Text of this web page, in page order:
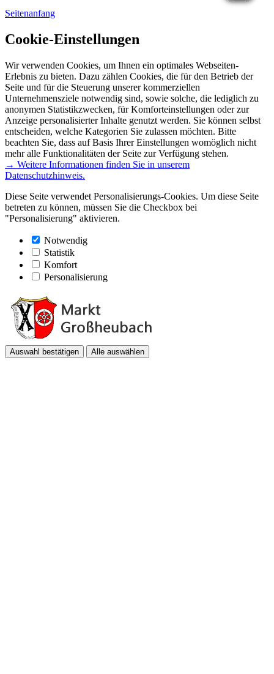
Seitenanfang
Cookie-Einstellungen
Wir verwenden Cookies, um Ihnen ein optimales Webseiten-
Erlebnis zu bieten. Dazu zählen Cookies, die für den Betrieb der
Seite und für die Steuerung unserer kommerziellen
Unternehmensziele notwendig sind, sowie solche, die lediglich zu
anonymen Statistikzwecken, für Komforteinstellungen oder zur
Anzeige personalisierter Inhalte genutzt werden. Sie können selbst
entscheiden, welche Kategorien Sie zulassen möchten. Bitte
beachten Sie, dass auf Basis Ihrer Einstellungen womöglich nicht
mehr alle Funktionalitäten der Seite zur Verfügung stehen.
→ Weitere Informationen finden Sie in unserem
Datenschutzhinweis.
Diese Seite verwendet Personalisierungs-Cookies. Um diese Seite
betreten zu können, müssen Sie die Checkbox bei
"Personalisierung" aktivieren.
Notwendig
Statistik
Komfort
Personalisierung
Auswahl bestätigen Alle auswählen